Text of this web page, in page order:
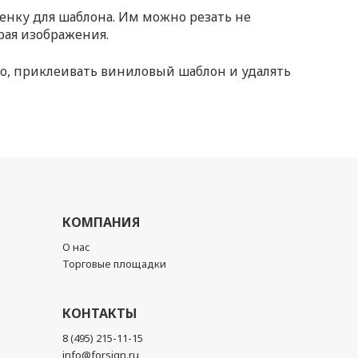
для шаблона. Им можно резать не
изображения.
приклеивать виниловый шаблон и удалять
КОМПАНИЯ
О нас
Торговые площадки
КОНТАКТЫ
8 (495) 215-11-15
info@forsign.ru